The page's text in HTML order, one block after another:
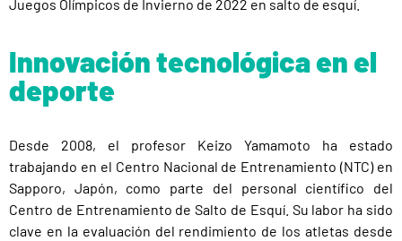
Juegos Olímpicos de Invierno de 2022 en salto de esquí.
Innovación tecnológica en el
deporte
Desde 2008, el profesor Keizo Yamamoto ha estado
trabajando en el Centro Nacional de Entrenamiento (NTC) en
Sapporo, Japón, como parte del personal científico del
Centro de Entrenamiento de Salto de Esquí. Su labor ha sido
clave en la evaluación del rendimiento de los atletas desde